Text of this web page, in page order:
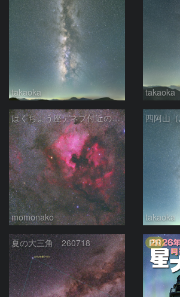
takaoka takaoka
はくちょう座デネブ付近の空域 260720
momonako takaoka
夏の大三角 260718 PR